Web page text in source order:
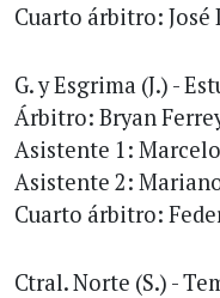
Cuarto árbitro: José
G. y Esgrima (J.) -
Árbitro: Bryan
Asistente 1:
Asistente 2:
Cuarto árbitro:
Ctral. Norte (S.) -